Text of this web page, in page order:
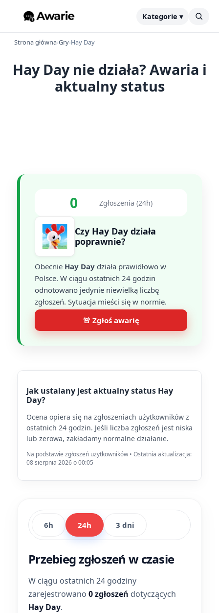
Kategorie ▾
Strona główna›Gry›Hay Day
Hay Day nie działa? Awaria i
aktualny status
0 Zgłoszenia (24h)
Czy Hay Day działa
poprawnie?
Obecnie Hay Day działa prawidłowo w
Polsce. W ciągu ostatnich 24 godzin
odnotowano jedynie niewielką liczbę
zgłoszeń. Sytuacja mieści się w normie.
🚨 Zgłoś awarię
Jak ustalany jest aktualny status Hay
Day?
Ocena opiera się na zgłoszeniach użytkowników z
ostatnich 24 godzin. Jeśli liczba zgłoszeń jest niska
lub zerowa, zakładamy normalne działanie.
Na podstawie zgłoszeń użytkowników • Ostatnia aktualizacja:
08 sierpnia 2026 o 00:05
6h 24h 3 dni
Przebieg zgłoszeń w czasie
W ciągu ostatnich 24 godziny
zarejestrowano 0 zgłoszeń dotyczących
Hay Day.